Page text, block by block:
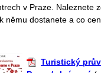
v Praze. Naleznete
němu dostanete a co
Turistický